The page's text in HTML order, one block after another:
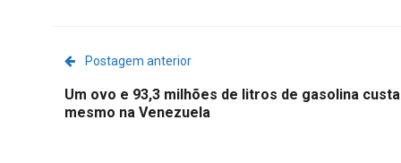
Postagem anterior
Um ovo e 93,3 milhões de litros de gasolina
mesmo na Venezuela